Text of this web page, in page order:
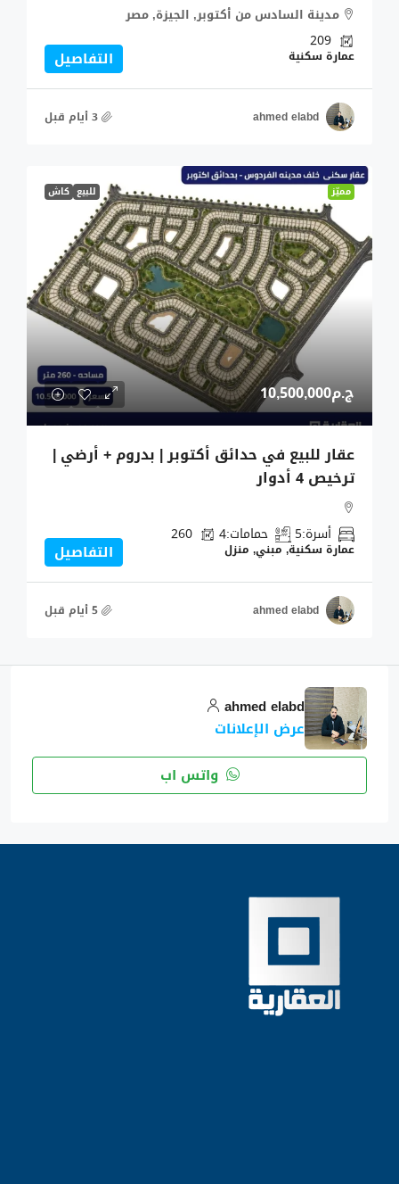
مدينة السادس من أكتوبر, الجيزة, مصر
209
عمارة سكنية التفاصيل
ahmed elabd
مميّز للبيع كاش
ج.م10,500,000
عقار للبيع في حدائق أكتوبر | بدروم + أرضي |
ترخيص 4 أدوار
أسرة:5 حمامات:4
260
عمارة سكنية, مبني, منزل التفاصيل
ahmed elabd
ahmed elabd
عرض الإعلانات
واتس اب